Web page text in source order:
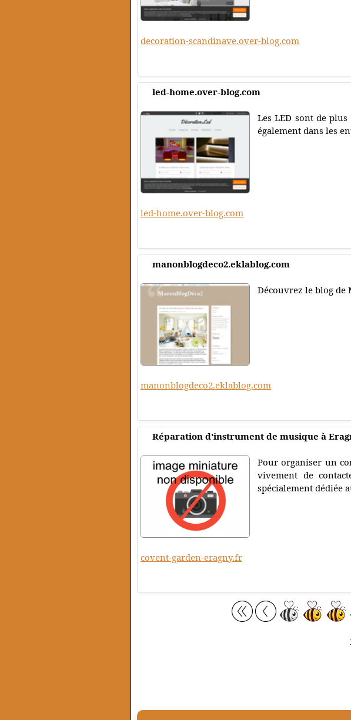
decoration-scandinave.over-blog.com
led-home.over-blog.com
Les LED sont de
également dans les
led-home.over-blog.com
manonblogdeco2.eklablog.com
Découvrez le blog
manonblogdeco2.eklablog.com
Réparation d'instrument de musique à
Pour organiser un
vivement de
spécialement dédiée
covent-garden-eragny.fr